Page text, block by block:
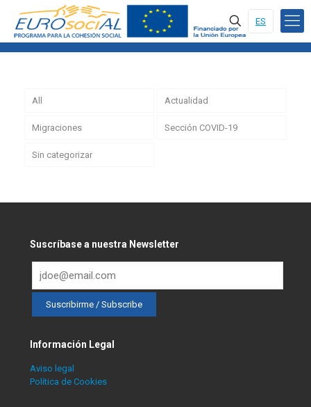
ES
All Actualidad
Migraciones Sección COVID-19
Sin categorizar
Suscríbase a nuestra Newsletter
Información Legal
Aviso legal
Política de Cookies